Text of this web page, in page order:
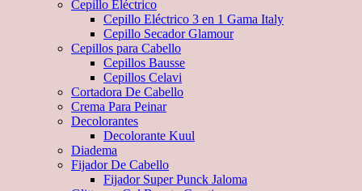
Cepillo Eléctrico
Cepillo Eléctrico 3 en 1 Gama Italy
Cepillo Secador Glamour
Cepillos para Cabello
Cepillos Bausse
Cepillos Celavi
Cortadora De Cabello
Crema Para Peinar
Decolorantes
Decolorante Kuul
Diadema
Fijador De Cabello
Fijador Super Punck Jaloma